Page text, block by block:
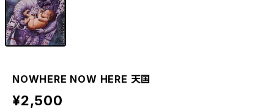
NOWHERE NOW HERE 天国
¥2,500